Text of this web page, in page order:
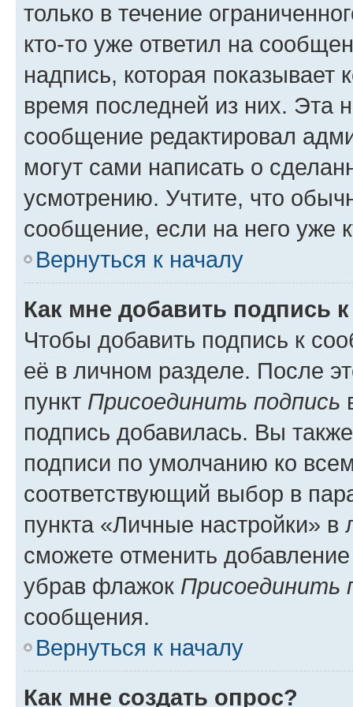
только в течение
кто-то уже ответил на
надпись, которая показывает
время последней из них. Эта
сообщение редактировал
могут сами написать о
усмотрению. Учтите, что
сообщение, если на него уже
Вернуться к началу
Как мне добавить подпись
Чтобы добавить подпись к
её в личном разделе. После
пункт Присоединить подпись
подпись добавилась. Вы
подписи по умолчанию ко
соответствующий выбор в
пункта «Личные настройки»
сможете отменить
убрав флажок Присоединить
сообщения.
Вернуться к началу
Как мне создать опрос?